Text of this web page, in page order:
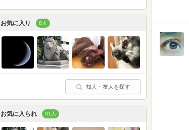
お気に入り 8人
知人・友人を探す
お気に入られ 31人